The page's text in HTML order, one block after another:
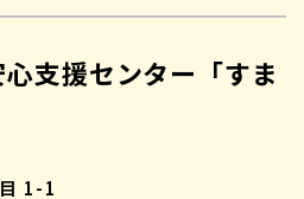
支援センター「すま
1-1